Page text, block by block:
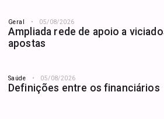
Geral 05/08/2026
Ampliada rede de apoio a
apostas
Saúde 05/08/2026
Definições entre os financiários